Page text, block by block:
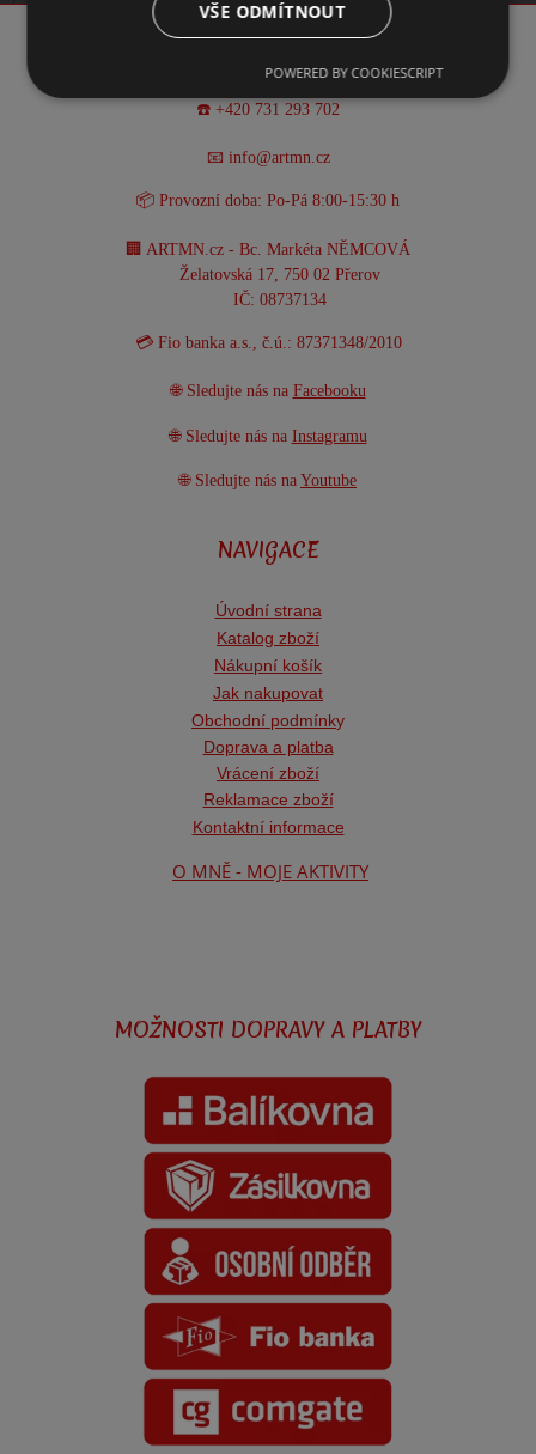
☎️ +420 731 293 702
📧 info@artmn.cz
📦 Provozní doba: Po-Pá 8:00-15:30 h
🏢 ARTMN.cz - Bc. Markéta NĚMCOVÁ
Želatovská 17, 750 02 Přerov
IČ: 08737134
💳 Fio banka a.s., č.ú.: 87371348/2010
🌐 Sledujte nás na Facebooku
🌐 Sledujte nás na Instagramu
🌐 Sledujte nás na Youtube
NAVIGACE
Úvodní strana
Katalog zboží
Nákupní košík
Jak nakupovat
Obchodní podmínky
Doprava a platba
Vrácení zboží
Reklamace zboží
Kontaktní informace
O MNĚ - MOJE AKTIVITY
MOŽNOSTI DOPRAVY A PLATBY
VŠE ODMÍTNOUT
POWERED BY COOKIESCRIPT